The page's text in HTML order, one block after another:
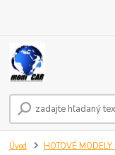
Úvod HOTOVÉ